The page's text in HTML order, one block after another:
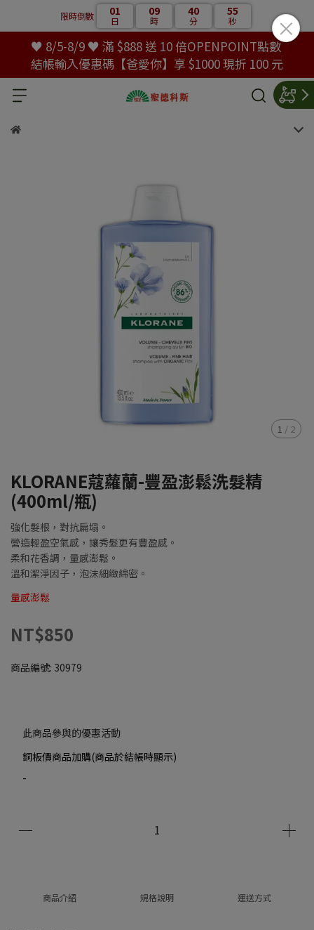
限時倒數 01
日
09
時
40
分
55
秒
♥ 8/5-8/9 ♥ 滿 $888 送 10 倍OPENPOINT點數
結帳輸入優惠碼【爸愛你】享 $1000 現折 100 元
1 / 2
KLORANE蔻蘿蘭-豐盈澎鬆洗髮精
(400ml/瓶)
強化髮根，對抗扁塌。
營造輕盈空氣感，讓秀髮更有豐盈感。
柔和花香調，量感澎鬆。
溫和潔淨因子，泡沫細緻綿密。
量感澎鬆
NT$850
商品編號: 30979
此商品參與的優惠活動
銅板價商品加購(商品於結帳時顯示)
-
商品介紹 規格說明 運送方式